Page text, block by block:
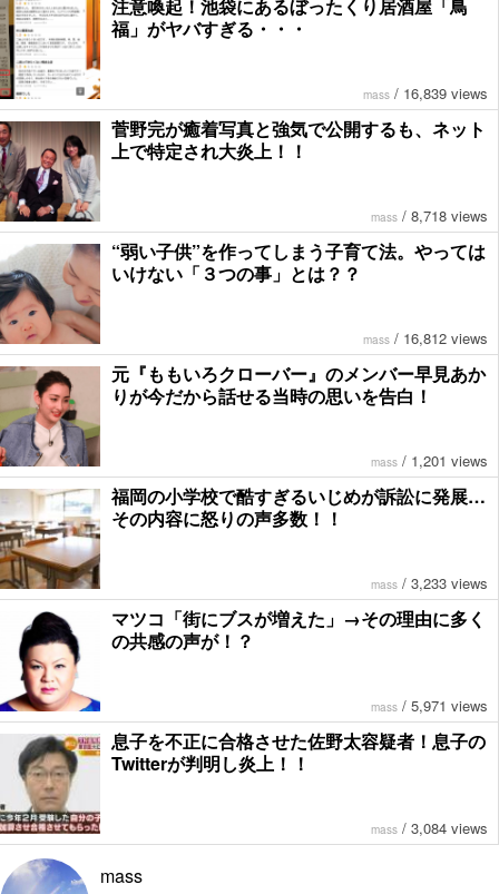
注意喚起！池袋にあるぼったくり居酒屋「鳥
福」がヤバすぎる・・・
mass / 16,839 views
菅野完‏が癒着写真と強気で公開するも、ネット
上で特定され大炎上！！
mass / 8,718 views
“弱い子供”を作ってしまう子育て法。やっては
いけない「３つの事」とは？？
mass / 16,812 views
元『ももいろクローバー』のメンバー早見あか
りが今だから話せる当時の思いを告白！
mass / 1,201 views
福岡の小学校で酷すぎるいじめが訴訟に発展…
その内容に怒りの声多数！！
mass / 3,233 views
マツコ「街にブスが増えた」→その理由に多く
の共感の声が！？
mass / 5,971 views
息子を不正に合格させた佐野太容疑者！息子の
Twitterが判明し炎上！！
mass / 3,084 views
mass